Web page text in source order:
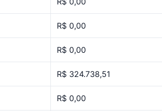
R$ 0,00
R$ 0,00
R$ 324.738,51
R$ 0,00